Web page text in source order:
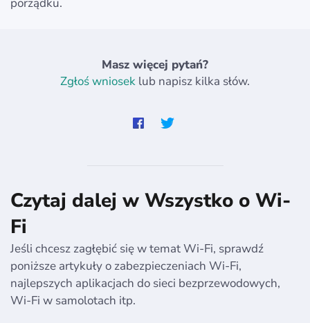
porządku.
Masz więcej pytań?
Zgłoś wniosek lub napisz kilka słów.
Czytaj dalej w Wszystko o Wi-
Fi
Jeśli chcesz zagłębić się w temat Wi-Fi, sprawdź
poniższe artykuły o zabezpieczeniach Wi-Fi,
najlepszych aplikacjach do sieci bezprzewodowych,
Wi-Fi w samolotach itp.